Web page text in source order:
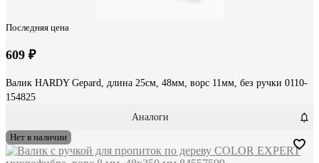
Последняя цена
609 ₽
Валик HARDY Gepard, длина 25см, 48мм, ворс 11мм, без ручки 0110-
154825
Аналоги
Нет в наличии